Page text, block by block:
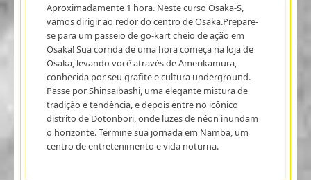
Aproximadamente 1 hora. Neste curso Osaka-S,
vamos dirigir ao redor do centro de Osaka.Prepare-
se para um passeio de go-kart cheio de ação em
Osaka! Sua corrida de uma hora começa na loja de
Osaka, levando você através de Amerikamura,
conhecida por seu grafite e cultura underground.
Passe por Shinsaibashi, uma elegante mistura de
tradição e tendência, e depois entre no icônico
distrito de Dotonbori, onde luzes de néon inundam
o horizonte. Termine sua jornada em Namba, um
centro de entretenimento e vida noturna.